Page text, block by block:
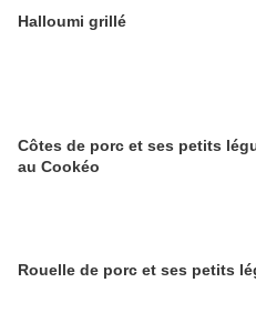
Halloumi grillé
Côtes de porc et ses petits
au Cookéo
Rouelle de porc et ses petits